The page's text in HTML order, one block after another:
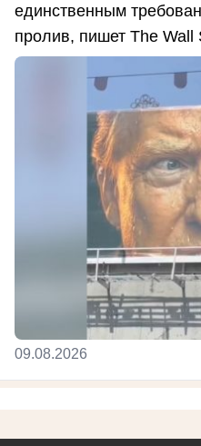
единственным
пролив, пишет The Wall
09.08.2026